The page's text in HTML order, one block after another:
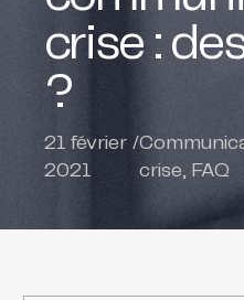
crise :
?
21 février
2021
/
crise, FAQ